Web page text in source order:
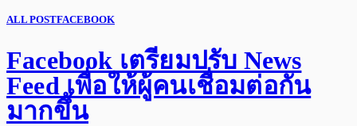
ALL POSTFACEBOOK
Facebook เตรียมปรับ News
Feed เพื่อให้ผู้คนเชื่อมต่อกัน
มากขึ้น